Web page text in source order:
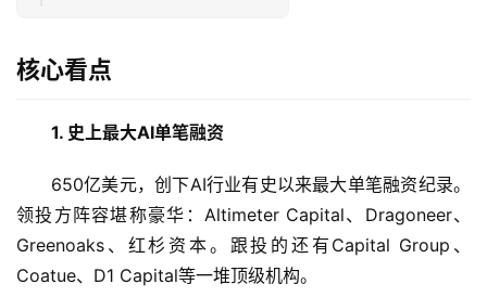
核心看点
1. 史上最大AI单笔融资
650亿美元，创下AI行业有史以来最大单笔融资纪录。
领投方阵容堪称豪华：Altimeter Capital、Dragoneer、
Greenoaks、红杉资本。跟投的还有Capital Group、
Coatue、D1 Capital等一堆顶级机构。